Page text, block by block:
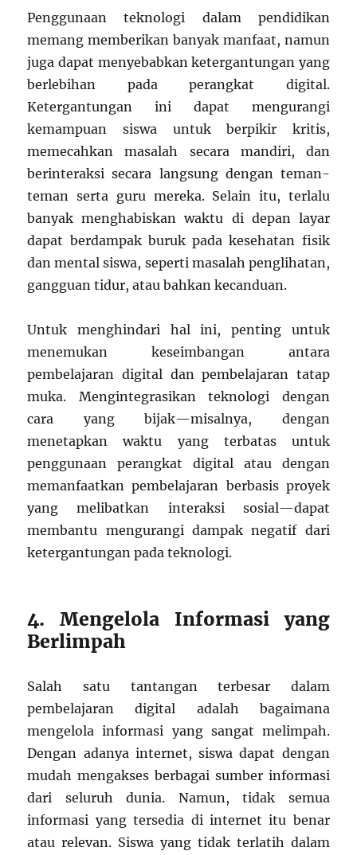
Penggunaan teknologi dalam pendidikan
memang memberikan banyak manfaat, namun
juga dapat menyebabkan ketergantungan yang
berlebihan pada perangkat digital.
Ketergantungan ini dapat mengurangi
kemampuan siswa untuk berpikir kritis,
memecahkan masalah secara mandiri, dan
berinteraksi secara langsung dengan teman-
teman serta guru mereka. Selain itu, terlalu
banyak menghabiskan waktu di depan layar
dapat berdampak buruk pada kesehatan fisik
dan mental siswa, seperti masalah penglihatan,
gangguan tidur, atau bahkan kecanduan.
Untuk menghindari hal ini, penting untuk
menemukan keseimbangan antara
pembelajaran digital dan pembelajaran tatap
muka. Mengintegrasikan teknologi dengan
cara yang bijak—misalnya, dengan
menetapkan waktu yang terbatas untuk
penggunaan perangkat digital atau dengan
memanfaatkan pembelajaran berbasis proyek
yang melibatkan interaksi sosial—dapat
membantu mengurangi dampak negatif dari
ketergantungan pada teknologi.
4. Mengelola Informasi yang
Berlimpah
Salah satu tantangan terbesar dalam
pembelajaran digital adalah bagaimana
mengelola informasi yang sangat melimpah.
Dengan adanya internet, siswa dapat dengan
mudah mengakses berbagai sumber informasi
dari seluruh dunia. Namun, tidak semua
informasi yang tersedia di internet itu benar
atau relevan. Siswa yang tidak terlatih dalam